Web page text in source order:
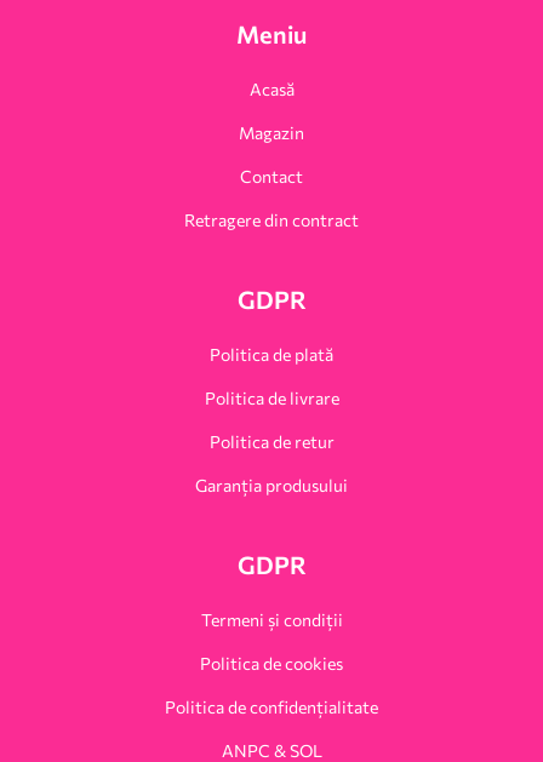
Meniu
Acasă
Magazin
Contact
Retragere din contract
GDPR
Politica de plată
Politica de livrare
Politica de retur
Garanția produsului
GDPR
Termeni și condiții
Politica de cookies
Politica de confidențialitate
ANPC & SOL